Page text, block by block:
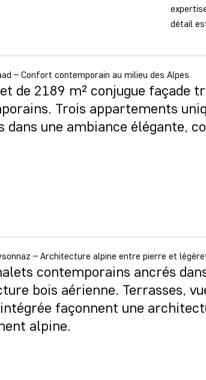
détail
– Confort contemporain au milieu des Alpes
de 2189 m² conjugue façade
Trois appartements
dans une ambiance élégante,
– Architecture alpine entre pierre et
contemporains ancrés
bois aérienne. Terrasses,
façonnent une
alpine.